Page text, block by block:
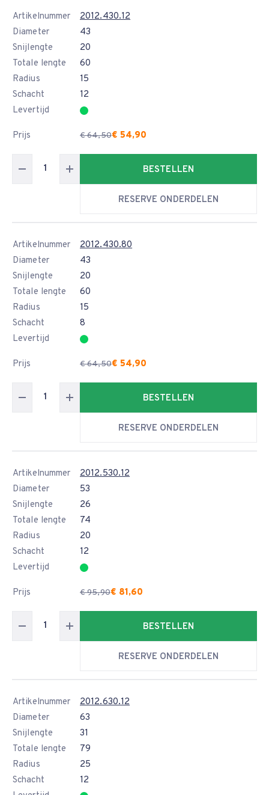
Artikelnummer
2012.430.12
Diameter
43
Snijlengte
20
Totale lengte
60
Radius
15
Schacht
12
Levertijd
Prijs € 64,50€ 54,90
BESTELLEN
RESERVE ONDERDELEN
Artikelnummer
2012.430.80
Diameter
43
Snijlengte
20
Totale lengte
60
Radius
15
Schacht
8
Levertijd
Prijs € 64,50€ 54,90
BESTELLEN
RESERVE ONDERDELEN
Artikelnummer
2012.530.12
Diameter
53
Snijlengte
26
Totale lengte
74
Radius
20
Schacht
12
Levertijd
Prijs € 95,90€ 81,60
BESTELLEN
RESERVE ONDERDELEN
Artikelnummer
2012.630.12
Diameter
63
Snijlengte
31
Totale lengte
79
Radius
25
Schacht
12